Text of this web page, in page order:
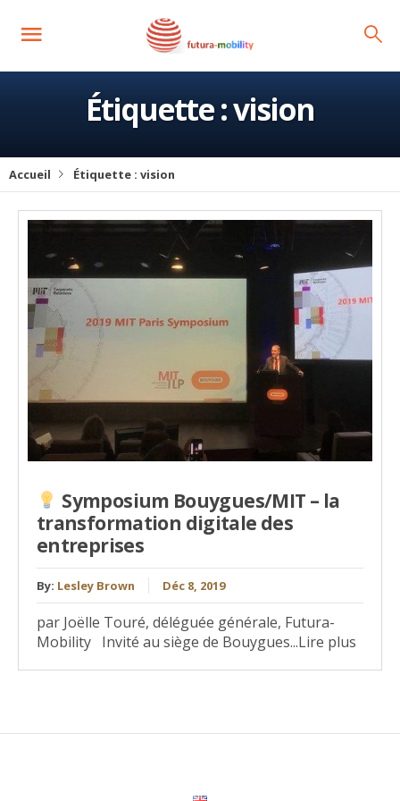
Étiquette :vision
Accueil Étiquette : vision
Symposium Bouygues/MIT – la
transformation digitale des
entreprises
By: Lesley Brown Déc 8, 2019
par Joëlle Touré, déléguée générale, Futura-
Mobility Invité au siège de Bouygues...Lire plus